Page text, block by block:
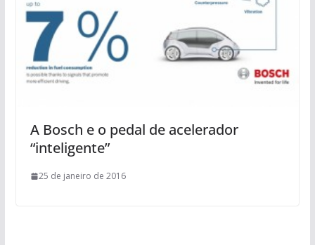
A Bosch e o pedal de acelerador
“inteligente”
25 de janeiro de 2016